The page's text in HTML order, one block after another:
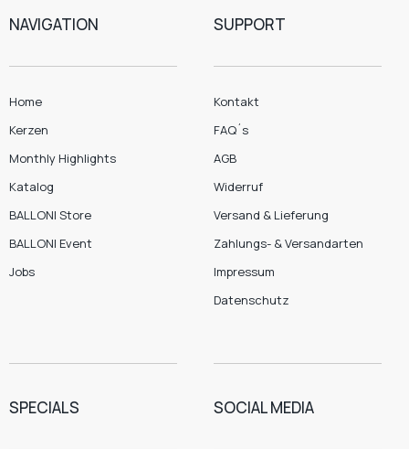
NAVIGATION
Home
Kerzen
Monthly Highlights
Katalog
BALLONI Store
BALLONI Event
Jobs
SUPPORT
Kontakt
FAQ´s
AGB
Widerruf
Versand & Lieferung
Zahlungs- & Versandarten
Impressum
Datenschutz
SPECIALS SOCIAL MEDIA